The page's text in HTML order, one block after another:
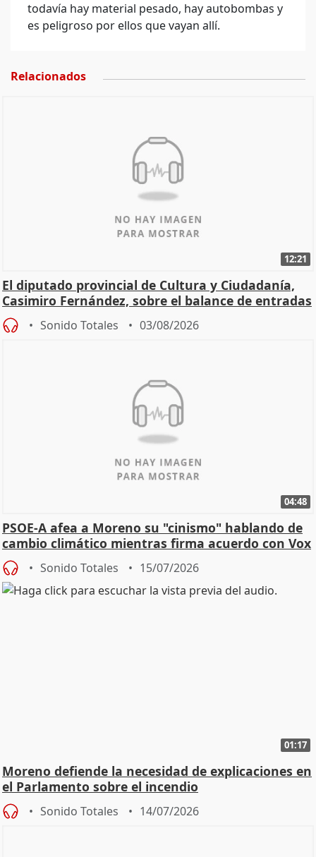
todavía hay material pesado, hay autobombas y
es peligroso por ellos que vayan allí.
Relacionados
12:21
El diputado provincial de Cultura y Ciudadanía,
Casimiro Fernández, sobre el balance de entradas
Sonido Totales 03/08/2026
04:48
PSOE-A afea a Moreno su "cinismo" hablando de
cambio climático mientras firma acuerdo con Vox
Sonido Totales 15/07/2026
01:17
Moreno defiende la necesidad de explicaciones en
el Parlamento sobre el incendio
Sonido Totales 14/07/2026